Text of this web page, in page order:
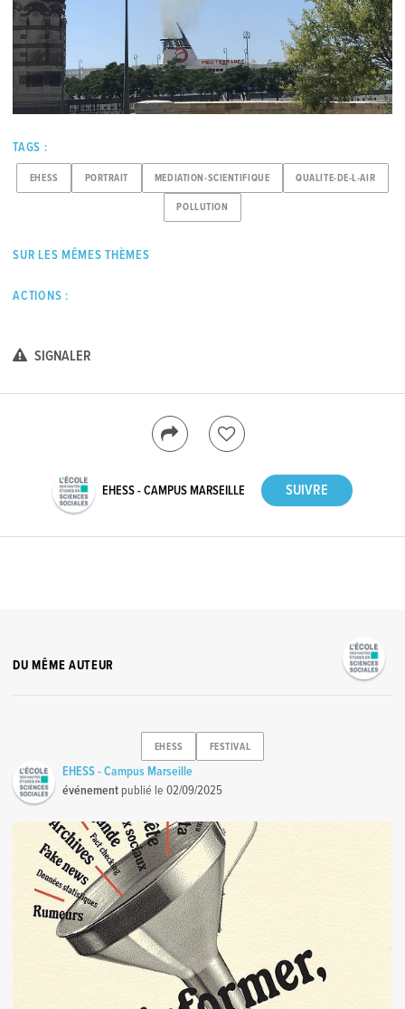
TAGS :
EHESS PORTRAIT MEDIATION-SCIENTIFIQUE QUALITE-DE-L-AIR
POLLUTION
SUR LES MÊMES THÈMES
ACTIONS :
SIGNALER
EHESS - CAMPUS MARSEILLE
DU MÊME AUTEUR
EHESS FESTIVAL
EHESS - Campus Marseille
événement publié le02/09/2025